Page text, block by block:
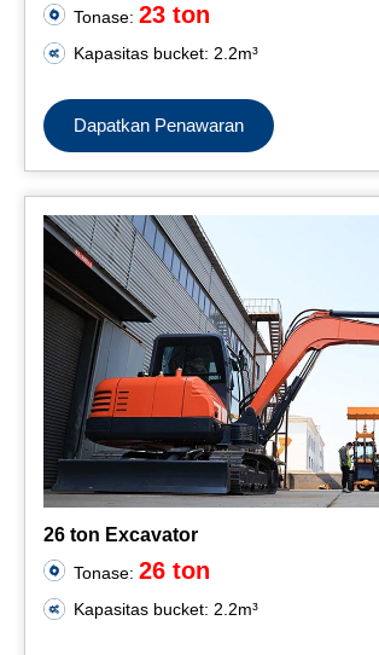
Tonase: 23 ton
Kapasitas bucket: 2.2m³
Dapatkan Penawaran
26 ton Excavator
Tonase: 26 ton
Kapasitas bucket: 2.2m³